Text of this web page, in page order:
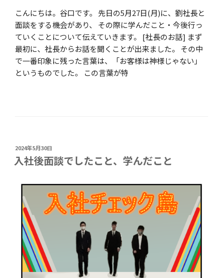
こんにちは。谷口です。 先日の5月27日(月)に、劉社長と
面談をする機会があり、 その際に学んだこと・今後行っ
ていくことについて伝えていきます。 [社長のお話] まず
最初に、社長からお話を聞くことが出来ました。 その中
で一番印象に残った言葉は、「お客様は神様じゃない」
というものでした。 この言葉が特
投
稿
日:
2024年5月30日
入社後面談でしたこと、学んだこと